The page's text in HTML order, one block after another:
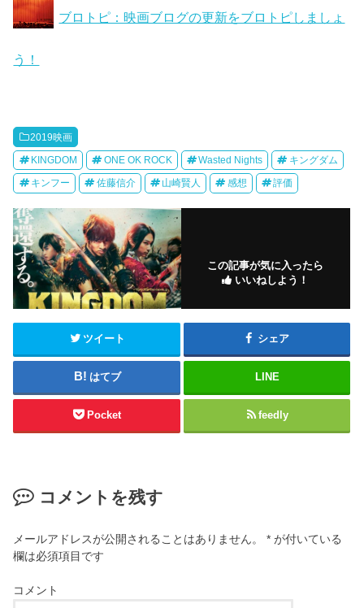
ブロトピ：映画ブログの更新をブロトピしましょ
う！
2019映画
KINGDOM ONE OK ROCK Wasted Nights キングダム
キンフー 佐藤信介 山崎賢人 感想 評価
この記事が気に入ったら
いいねしよう！
ツイート シェア
はてブ LINE
Pocket feedly
コメントを残す
メールアドレスが公開されることはありません。 * が付いている
欄は必須項目です
コメント